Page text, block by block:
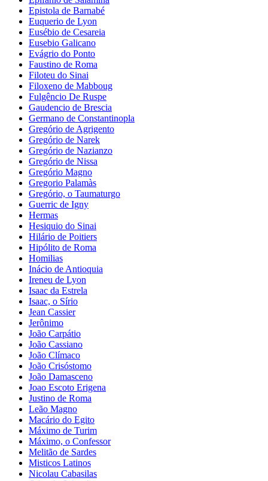
Epistola de Barnabé
Euquerio de Lyon
Eusébio de Cesareia
Eusebio Galicano
Evágrio do Ponto
Faustino de Roma
Filoteu do Sinai
Filoxeno de Mabboug
Fulgêncio De Ruspe
Gaudencio de Brescia
Germano de Constantinopla
Gregório de Agrigento
Gregório de Narek
Gregório de Nazianzo
Gregório de Nissa
Gregório Magno
Gregorio Palamàs
Gregório, o Taumaturgo
Guerric de Igny
Hermas
Hesiquio do Sinai
Hilário de Poitiers
Hipólito de Roma
Homilias
Inácio de Antioquia
Ireneu de Lyon
Isaac da Estrela
Isaac, o Sírio
Jean Cassier
Jerônimo
João Carpátio
João Cassiano
João Clímaco
João Crisóstomo
João Damasceno
Joao Escoto Erigena
Justino de Roma
Leão Magno
Macário do Egito
Máximo de Turim
Máximo, o Confessor
Melitão de Sardes
Misticos Latinos
Nicolau Cabasilas